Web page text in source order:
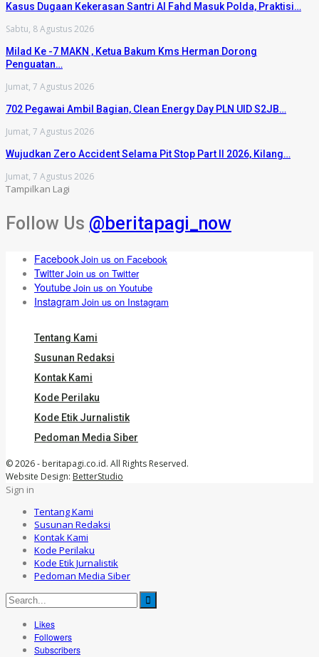
Kasus Dugaan Kekerasan Santri Al Fahd Masuk Polda, Praktisi…
Sabtu, 8 Agustus 2026
Milad Ke -7 MAKN , Ketua Bakum Kms Herman Dorong
Penguatan…
Jumat, 7 Agustus 2026
702 Pegawai Ambil Bagian, Clean Energy Day PLN UID S2JB…
Jumat, 7 Agustus 2026
Wujudkan Zero Accident Selama Pit Stop Part II 2026, Kilang…
Jumat, 7 Agustus 2026
Tampilkan Lagi
Follow Us @beritapagi_now
FacebookJoin us on Facebook
TwitterJoin us on Twitter
YoutubeJoin us on Youtube
Instagram Join us on Instagram
Tentang Kami
Susunan Redaksi
Kontak Kami
Kode Perilaku
Kode Etik Jurnalistik
Pedoman Media Siber
© 2026 - beritapagi.co.id. All Rights Reserved.
Website Design: BetterStudio
Sign in
Tentang Kami
Susunan Redaksi
Kontak Kami
Kode Perilaku
Kode Etik Jurnalistik
Pedoman Media Siber
Likes
Followers
Subscribers